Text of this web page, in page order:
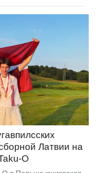
Латвии на
O